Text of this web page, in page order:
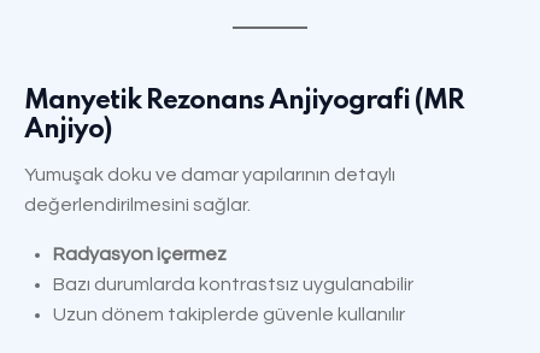
Manyetik Rezonans Anjiyografi (MR
Anjiyo)
Yumuşak doku ve damar yapılarının detaylı
değerlendirilmesini sağlar.
Radyasyon içermez
Bazı durumlarda kontrastsız uygulanabilir
Uzun dönem takiplerde güvenle kullanılır